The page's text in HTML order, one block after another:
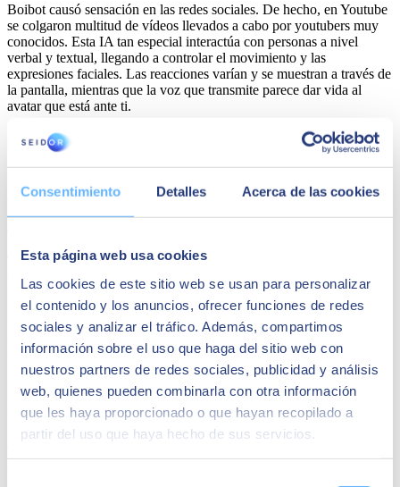
Consentimiento Detalles Acerca de las cookies
Esta página web usa cookies
Las cookies de este sitio web se usan para personalizar
el contenido y los anuncios, ofrecer funciones de redes
sociales y analizar el tráfico. Además, compartimos
información sobre el uso que haga del sitio web con
nuestros partners de redes sociales, publicidad y análisis
web, quienes pueden combinarla con otra información
que les haya proporcionado o que hayan recopilado a
partir del uso que haya hecho de sus servicios.
Boibot causó sensación en las redes sociales. De hecho, en Youtube
se colgaron multitud de vídeos llevados a cabo por youtubers muy
conocidos. Esta IA tan especial interactúa con personas a nivel
verbal y textual, llegando a controlar el movimiento y las
expresiones faciales. Las reacciones varían y se muestran a través de
la pantalla, mientras que la voz que transmite parece dar vida al
avatar que está ante ti.
Eviebot
aprende de lo que los seres humanos le dicen. Cuando esta avatar
tiene que contestarte, recoge la información de su amplia base de
Tal y como sucedió en el caso anterior, reconocidos youtubers
colgaron vídeos de sus conversaciones con este bot con identidad
propia. La información que maneja está sincronizada con sus labios
y sus gestos, dando lugar a un personaje artificial bastante logrado.
Kuki
Kuki, anteriormente conocido como Mitsuku, es un chatbot de
última generación que puede hacer las funciones de una «amiga
virtual» capaz de conversar con el usuario.
Premio Loebner durante 5 años (2013, 16, 17, 18 y 19). Este